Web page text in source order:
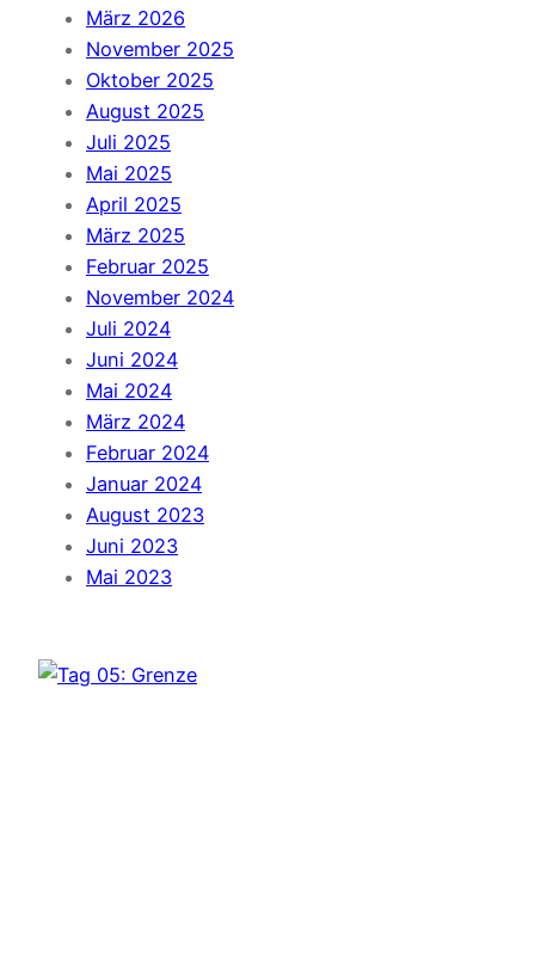
März 2026
November 2025
Oktober 2025
August 2025
Juli 2025
Mai 2025
April 2025
März 2025
Februar 2025
November 2024
Juli 2024
Juni 2024
Mai 2024
März 2024
Februar 2024
Januar 2024
August 2023
Juni 2023
Mai 2023